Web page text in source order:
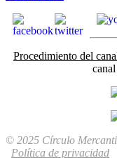
Procedimiento del
© 2025 Círculo
Política de privacidad